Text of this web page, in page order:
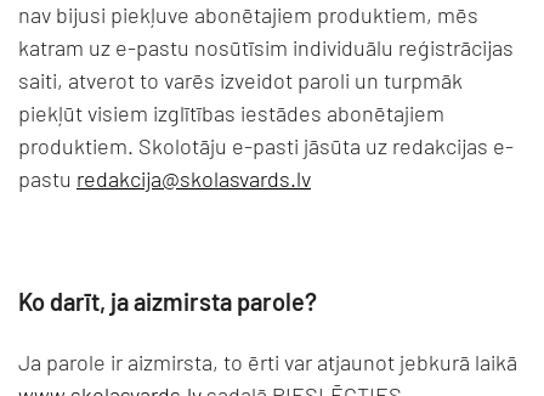
nav bijusi piekļuve abonētajiem produktiem, mēs
katram uz e-pastu nosūtīsim individuālu reģistrācijas
saiti, atverot to varēs izveidot paroli un turpmāk
piekļūt visiem izglītības iestādes abonētajiem
produktiem. Skolotāju e-pasti jāsūta uz redakcijas e-
pastu redakcija@skolasvards.lv
Ko darīt, ja aizmirsta parole?
Ja parole ir aizmirsta, to ērti var atjaunot jebkurā laikā